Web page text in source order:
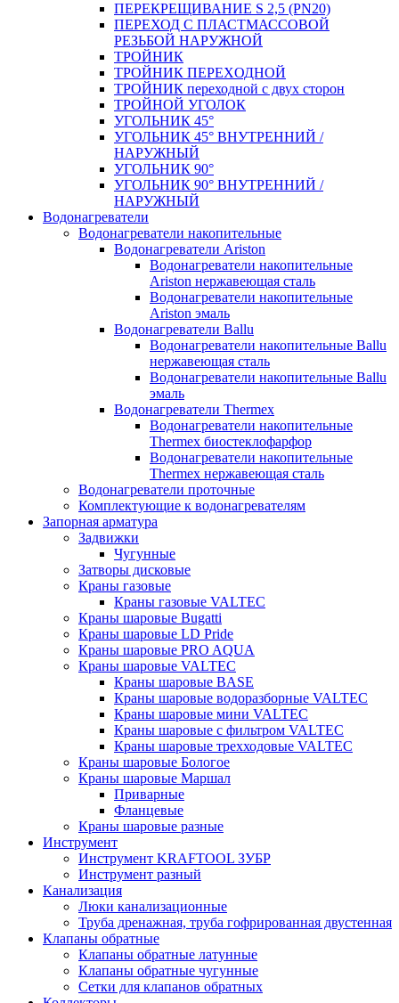
ПЕРЕКРЕЩИВАНИЕ S 2,5 (PN20)
ПЕРЕХОД С ПЛАСТМАССОВОЙ
РЕЗЬБОЙ НАРУЖНОЙ
ТРОЙНИК
ТРОЙНИК ПЕРЕXОДНОЙ
ТРОЙНИК переходной с двух сторон
ТРОЙНОЙ УГОЛОК
УГОЛЬНИК 45°
УГОЛЬНИК 45° ВНУТРЕННИЙ /
НАРУЖНЫЙ
УГОЛЬНИК 90°
УГОЛЬНИК 90° ВНУТРЕННИЙ /
НАРУЖНЫЙ
Водонагреватели
Водонагреватели накопительные
Водонагреватели Ariston
Водонагреватели накопительные
Ariston нержавеющая сталь
Водонагреватели накопительные
Ariston эмаль
Водонагреватели Ballu
Водонагреватели накопительные Ballu
нержавеющая сталь
Водонагреватели накопительные Ballu
эмаль
Водонагреватели Thermex
Водонагреватели накопительные
Thermex биостеклофарфор
Водонагреватели накопительные
Thermex нержавеющая сталь
Водонагреватели проточные
Комплектующие к водонагревателям
Запорная арматура
Задвижки
Чугунные
Затворы дисковые
Краны газовые
Краны газовые VALTEC
Краны шаровые Bugatti
Краны шаровые LD Pride
Краны шаровые PRO AQUA
Краны шаровые VALTEC
Краны шаровые BASE
Краны шаровые водоразборные VALTEC
Краны шаровые мини VALTEC
Краны шаровые с фильтром VALTEC
Краны шаровые трехходовые VALTEC
Краны шаровые Бологое
Краны шаровые Маршал
Приварные
Фланцевые
Краны шаровые разные
Инструмент
Инструмент KRAFTOOL ЗУБР
Инструмент разный
Канализация
Люки канализационные
Труба дренажная, труба гофрированная двустенная
Клапаны обратные
Клапаны обратные латунные
Клапаны обратные чугунные
Сетки для клапанов обратных